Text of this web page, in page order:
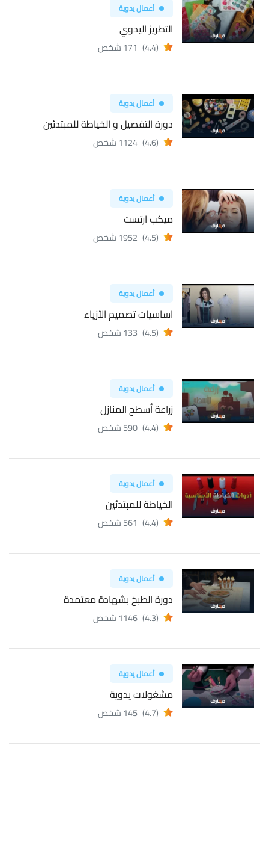
أعمال يدوية
التطريز اليدوي
(4.4) 171 شخص
أعمال يدوية
دورة التفصيل و الخياطة للمبتدئين
(4.6) 1124 شخص
أعمال يدوية
ميكب ارتست
(4.5) 1952 شخص
أعمال يدوية
اساسيات تصميم الأزياء
(4.5) 133 شخص
أعمال يدوية
زراعة أسطح المنازل
(4.4) 590 شخص
أعمال يدوية
الخياطة للمبتدئين
(4.4) 561 شخص
أعمال يدوية
دورة الطبخ بشهادة معتمدة
(4.3) 1146 شخص
أعمال يدوية
مشغولات يدوية
(4.7) 145 شخص